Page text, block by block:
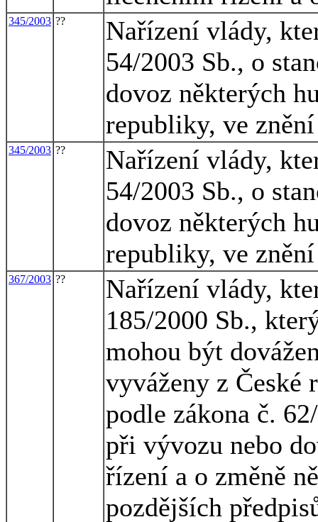
345/2003 ??
Nařízení vlády,
54/2003 Sb., o
dovoz některých
republiky, ve
345/2003 ??
Nařízení vlády,
54/2003 Sb., o
dovoz některých
republiky, ve
367/2003 ??
Nařízení vlády,
185/2000 Sb.,
mohou být
vyváženy z České
podle zákona č.
při vývozu nebo
řízení a o změně
pozdějších